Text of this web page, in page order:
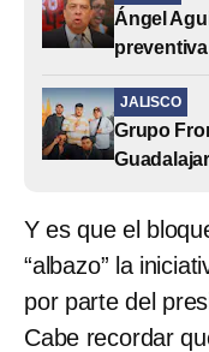
Ángel
JALISCO
Grupo
Y es que el
“albazo” la
por parte del
Cabe recordar